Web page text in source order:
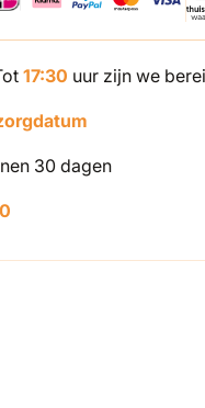
17:30 uur zijn we
30 dagen